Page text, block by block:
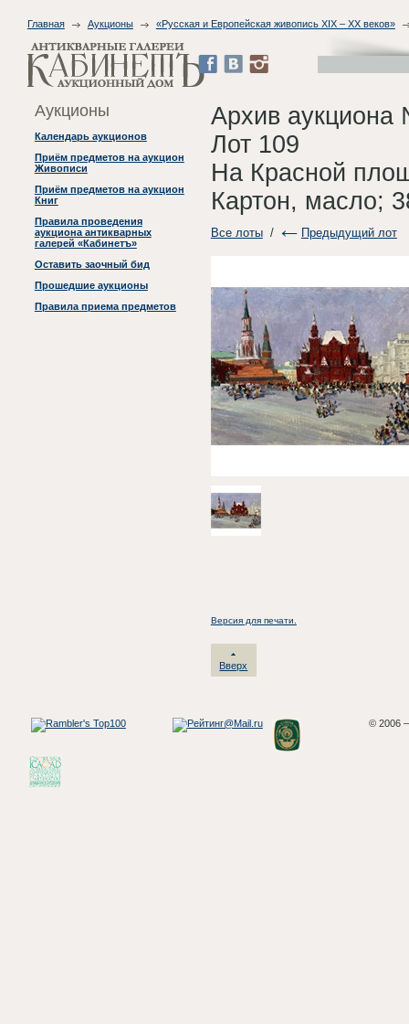
Главная Аукционы «Русская и Европейская живопись XIX – XX веков»
Аукционы
Календарь аукционов
Приём предметов на аукцион
Живописи
Приём предметов на аукцион
Книг
Правила проведения
аукциона антикварных
галерей «Кабинетъ»
Оставить заочный бид
Прошедшие аукционы
Правила приема предметов
Архив
Лот 109
На Красной
Картон, масло;
Все лоты/ Предыдущий лот
Версия для печати.
Вверх
© 2006